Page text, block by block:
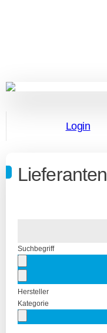
Login
Lieferanten
Suchbegriff
Hersteller
Kategorie